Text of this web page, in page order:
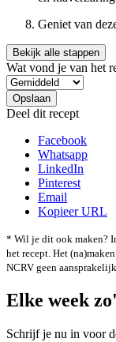
Geniet van
Bekijk alle stappen
Wat vond je van het
Deel dit recept
Facebook
Whatsapp
LinkedIn
Pinterest
Email
Kopieer URL
* Wil je dit ook maken?
het recept. Het
NCRV geen
Elke week
Schrijf je nu in voor